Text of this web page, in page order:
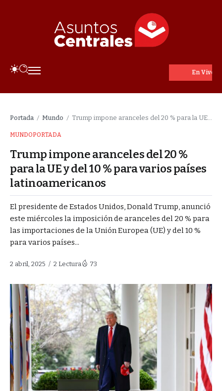
En Vivo
Portada / Mundo / Trump impone aranceles del 20 % para la UE y del 10 % para varios países latinoamericanos
MUNDOPORTADA
Trump impone aranceles del 20 %
para la UE y del 10 % para varios países
latinoamericanos
El presidente de Estados Unidos, Donald Trump, anunció
este miércoles la imposición de aranceles del 20 % para
las importaciones de la Unión Europea (UE) y del 10 %
para varios países...
2 abril, 2025 2 Lectura 73